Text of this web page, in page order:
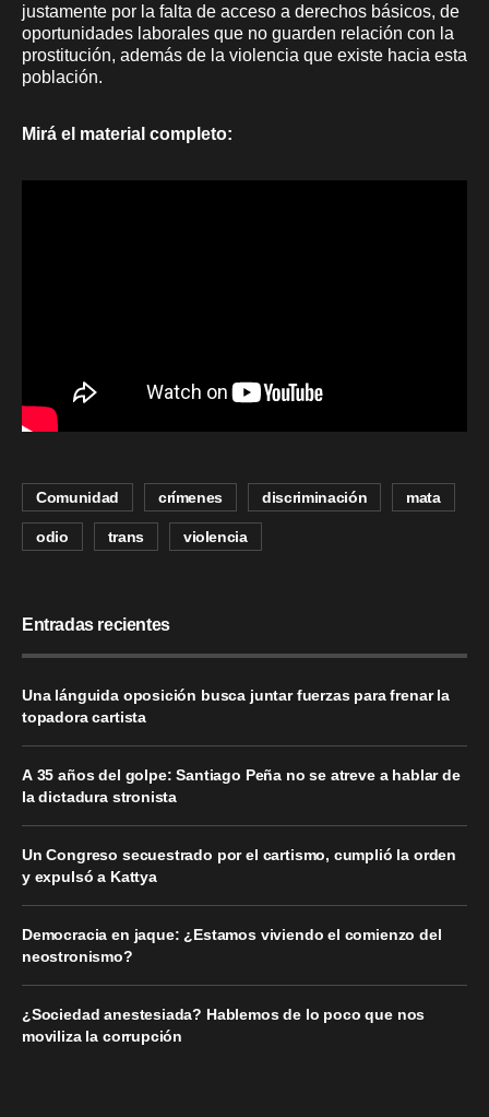
justamente por la falta de acceso a derechos básicos, de
oportunidades laborales que no guarden relación con la
prostitución, además de la violencia que existe hacia esta
población.
Mirá el material completo:
Comunidad crímenes discriminación mata
odio trans violencia
Entradas recientes
Una lánguida oposición busca juntar fuerzas para frenar la
topadora cartista
A 35 años del golpe: Santiago Peña no se atreve a hablar de
la dictadura stronista
Un Congreso secuestrado por el cartismo, cumplió la orden
y expulsó a Kattya
Democracia en jaque: ¿Estamos viviendo el comienzo del
neostronismo?
¿Sociedad anestesiada? Hablemos de lo poco que nos
moviliza la corrupción